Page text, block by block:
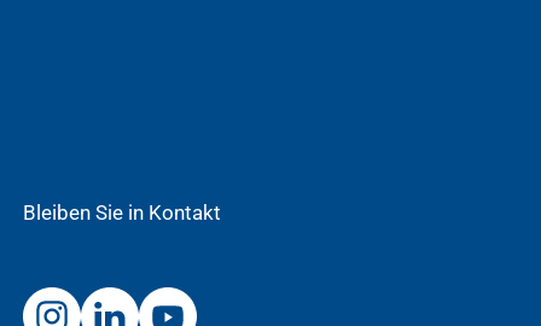
Bleiben Sie in Kontakt